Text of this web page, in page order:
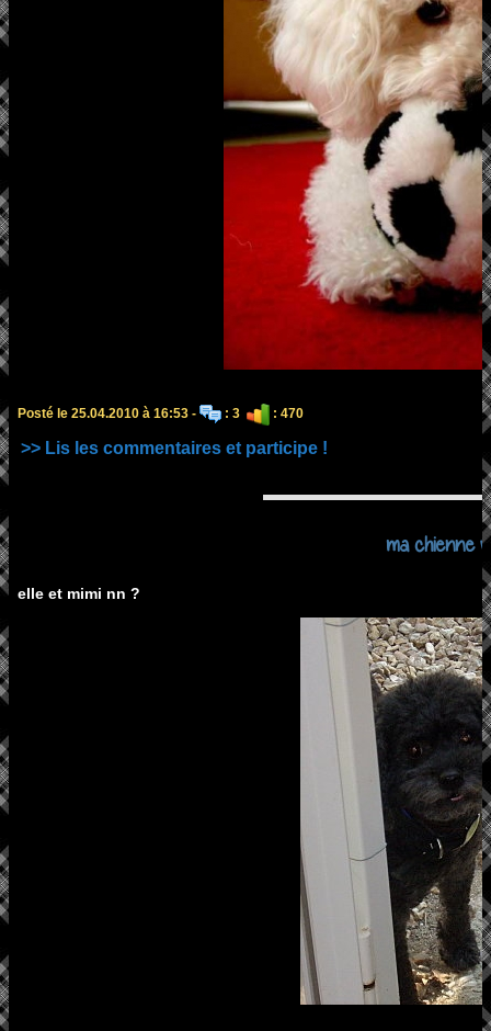
Posté le 25.04.2010 à 16:53 - : 3 : 470
>> Lis les commentaires et participe !
ma chienne
elle et mimi nn ?